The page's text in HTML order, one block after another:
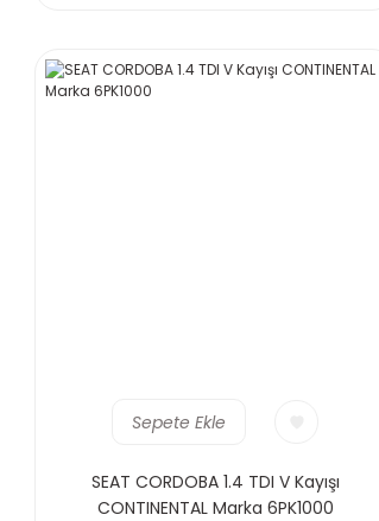
Sepete Ekle
SEAT CORDOBA 1.4 TDI V Kayışı
CONTINENTAL Marka 6PK1000